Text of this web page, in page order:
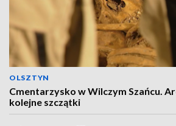
OLSZTYN
Cmentarzysko w Wilczym Szańcu.
kolejne szczątki